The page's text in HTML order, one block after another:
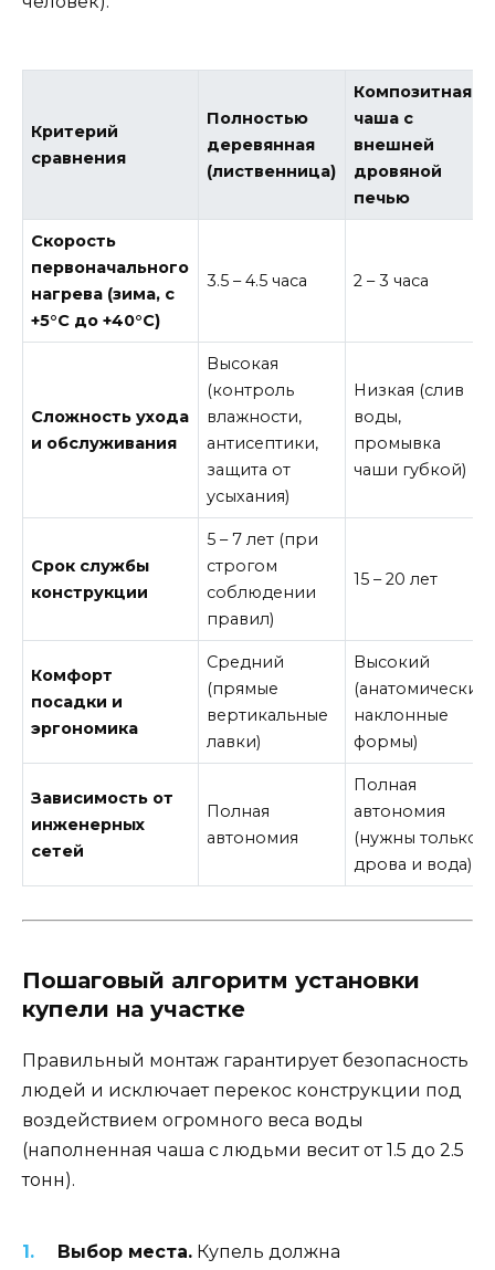
Критерий
сравнения
Полностью
деревянная
(лиственница)
Композитная
чаша с
внешней
дровяной
печью
Скорость
первоначального
нагрева (зима, с
+5°С до +40°С)
3.5 – 4.5 часа 2 – 3 часа
Сложность ухода
и обслуживания
Высокая
(контроль
влажности,
антисептики,
защита от
усыхания)
Низкая (слив
воды,
промывка
чаши губкой)
Срок службы
конструкции
5 – 7 лет (при
строгом
соблюдении
правил)
15 – 20 лет
Комфорт
посадки и
эргономика
Средний
(прямые
вертикальные
лавки)
Высокий
(анатомические
наклонные
формы)
Зависимость от
инженерных
сетей
Полная
автономия
Полная
автономия
(нужны только
дрова и вода)
Пошаговый алгоритм установки
купели на участке
Правильный монтаж гарантирует безопасность
людей и исключает перекос конструкции под
воздействием огромного веса воды
(наполненная чаша с людьми весит от 1.5 до 2.5
тонн).
Выбор места. Купель должна